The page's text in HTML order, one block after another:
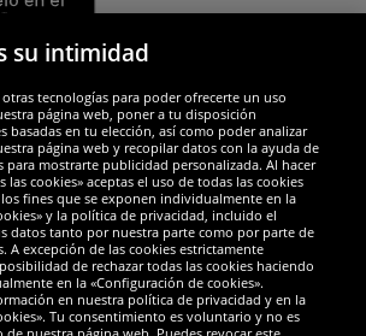
Galardones
su intimidad
tecnologías para poder ofrecerte un uso
página web, poner a tu disposición
basadas en tu elección, así como poder analizar
página web y recopilar datos con la ayuda de
para mostrarte publicidad personalizada. Al hacer
las cookies» aceptas el uso de todas las cookies
fines que se exponen individualmente en la
y la política de privacidad, incluido el
datos tanto por nuestra parte como por parte de
A excepción de las cookies estrictamente
de rechazar todas las cookies haciendo
en la «Configuración de cookies».
en nuestra política de privacidad y en la
Tu consentimiento es voluntario y no es